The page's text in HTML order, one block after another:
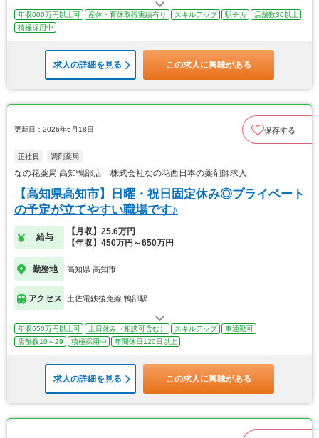
年収600万円以上可 産休・育休取得実績有り スキルアップ 駅チカ
店舗数30以上
積極採用中
求人の詳細を見る この求人に興味がある
更新日：2026年6月18日 保存する
正社員 調剤薬局
なの花薬局 高知鴨部店 株式会社なの花西日本の薬剤師求人
【高知県高知市】日曜・祝日固定休み◎プライベート
の予定が立てやすい職場です♪
給与
【月収】25.6万円
【年収】450万円～650万円
勤務地 高知県 高知市
アクセス 土佐電鉄後免線 鴨部駅
年収650万円以上可 土日休み（相談可含む） スキルアップ
車通勤可
店舗数10～29
積極採用中 年間休日120日以上
求人の詳細を見る この求人に興味がある